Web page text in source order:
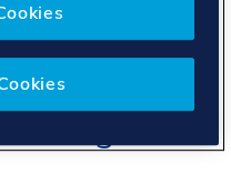
2026 – følg med for å